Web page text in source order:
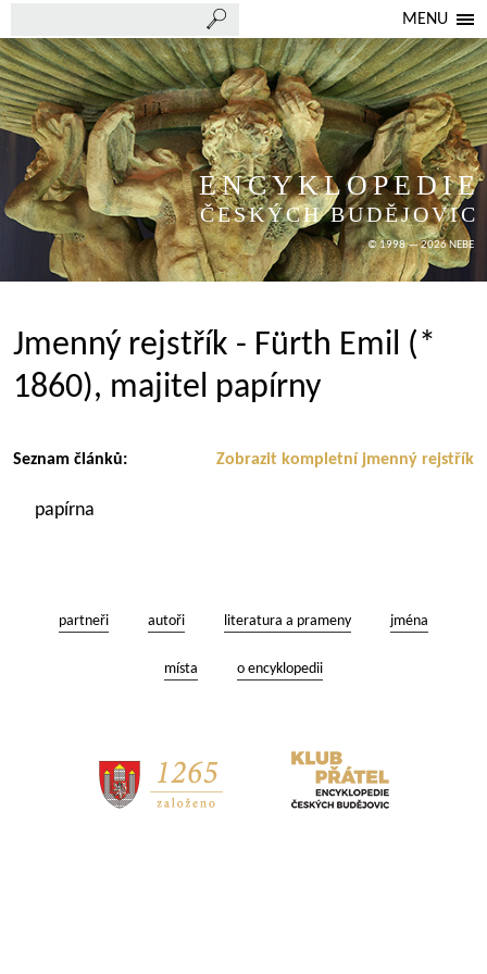
MENU
ENCYKLOPEDIE
ČESKÝCH BUDĚJOVIC
© 1998 — 2026 NEBE
Jmenný rejstřík - Fürth Emil (*
1860), majitel papírny
Zobrazit kompletní jmenný rejstřík
Seznam článků:
papírna
partneři autoři literatura a prameny jména
místa o encyklopedii